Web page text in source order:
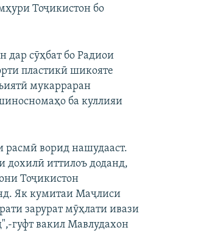
Тоҷикистон бо
сӯҳбат бо Радиои
пластикӣ шикояте
мукарраран
ба куллияи
расмӣ ворид нашудааст.
дохилӣ иттилоъ доданд,
Тоҷикистон
Як кумитаи Маҷлиси
зарурат мӯҳлати ивази
гуфт вакил Мавлудахон